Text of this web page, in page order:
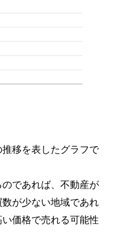
移を表したグラフで
であれば、不動産が
が少ない地域であれ
価格で売れる可能性